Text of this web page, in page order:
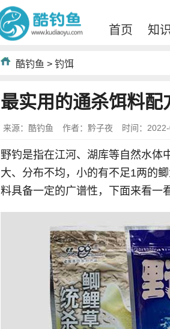
首页 知识
酷钓鱼 > 钓饵
最实用的通杀饵料配
来源：酷钓鱼 作者：黔子夜 时间：
野钓是指在江河、湖库等自然水体
大、分布不均，小的有不足1两的
料具备一定的广谱性，下面来看一